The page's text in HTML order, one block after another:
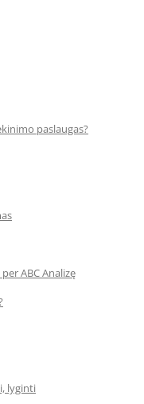
paslaugas?
ABC Analizę
lyginti